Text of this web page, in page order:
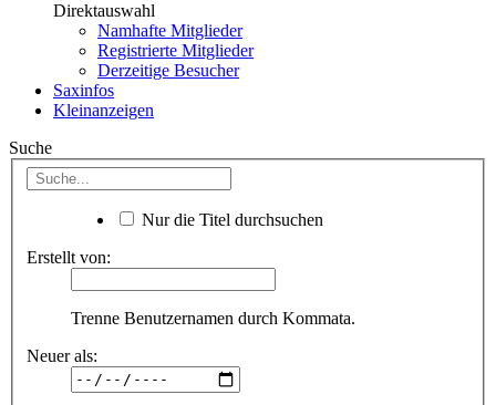
Direktauswahl
Namhafte Mitglieder
Registrierte Mitglieder
Derzeitige Besucher
Saxinfos
Kleinanzeigen
Suche
Nur die Titel durchsuchen
Erstellt von:
Trenne Benutzernamen durch Kommata.
Neuer als: